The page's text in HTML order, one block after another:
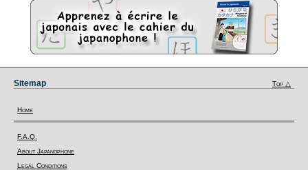
Sitemap Top △
Home
F.A.Q.
About Japanophone
Legal Conditions